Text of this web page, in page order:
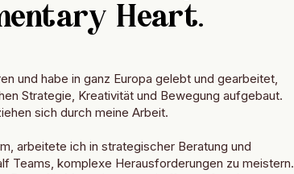
Heart.
und habe in ganz Europa gelebt und gearbeitet,
Strategie, Kreativität und Bewegung aufgebaut.
sich durch meine Arbeit.
arbeitete ich in strategischer Beratung und
Teams, komplexe Herausforderungen zu meistern.